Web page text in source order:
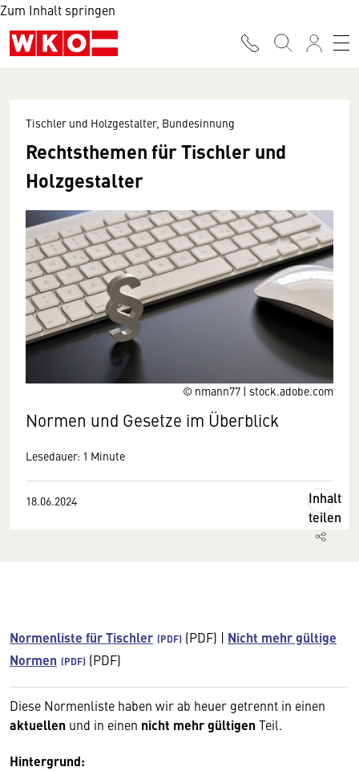
Zum Inhalt springen
© nmann77 | stock.adobe.com
Tischler und Holzgestalter, Bundesinnung
Rechtsthemen für Tischler und
Holzgestalter
Normen und Gesetze im Überblick
Lesedauer: 1 Minute
18.06.2024
Inhalt
teilen
Normenliste für Tischler (PDF) | Nicht mehr gültige
Normen
(PDF)
Diese Normenliste haben wir ab heuer getrennt in einen
aktuellen und in einen nicht mehr gültigen Teil.
Hintergrund: